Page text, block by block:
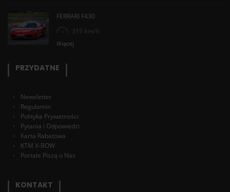
FERRARI F430
315 km/h
Więcej
PRZYDATNE
Newsletter
Regulamin
Polityka Prywatności
Pytania i Odpowiedzi
Karta Rabatowa
KTM X-BOW
Portale Piszą o Nas
KONTAKT